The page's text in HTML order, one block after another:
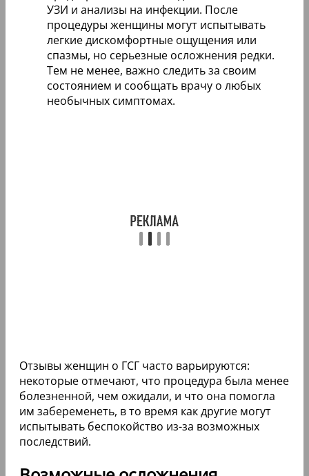
УЗИ и анализы на инфекции. После
процедуры женщины могут испытывать
легкие дискомфортные ощущения или
спазмы, но серьезные осложнения редки.
Тем не менее, важно следить за своим
состоянием и сообщать врачу о любых
необычных симптомах.
Отзывы женщин о ГСГ часто варьируются:
некоторые отмечают, что процедура была менее
болезненной, чем ожидали, и что она помогла
им забеременеть, в то время как другие могут
испытывать беспокойство из-за возможных
последствий.